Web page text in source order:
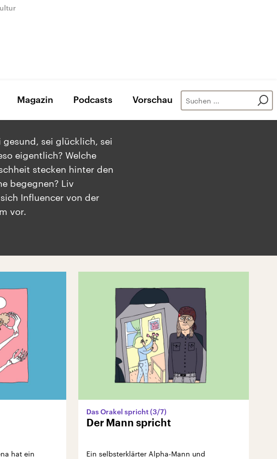
Magazin Podcasts Vorschau
gesund, sei glücklich, sei
eigentlich? Welche
stecken hinter den
begegnen? Liv
Influencer von der
vor.
hat ein
Das Orakel spricht (3/7)
Der Mann spricht
Ein selbsterklärter Alpha-Mann und